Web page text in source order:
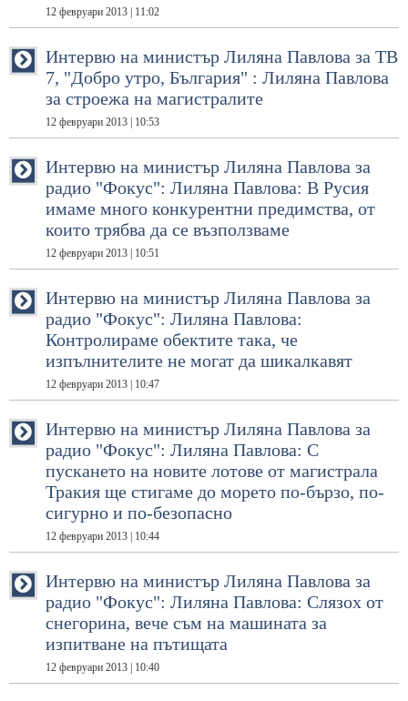
12 февруари 2013 | 11:02
Интервю на министър Лиляна Павлова за ТВ
7, "Добро утро, България" : Лиляна Павлова
за строежа на магистралите
12 февруари 2013 | 10:53
Интервю на министър Лиляна Павлова за
радио "Фокус": Лиляна Павлова: В Русия
имаме много конкурентни предимства, от
които трябва да се възползваме
12 февруари 2013 | 10:51
Интервю на министър Лиляна Павлова за
радио "Фокус": Лиляна Павлова:
Контролираме обектите така, че
изпълнителите не могат да шикалкавят
12 февруари 2013 | 10:47
Интервю на министър Лиляна Павлова за
радио "Фокус": Лиляна Павлова: С
пускането на новите лотове от магистрала
Тракия ще стигаме до морето по-бързо, по-
сигурно и по-безопасно
12 февруари 2013 | 10:44
Интервю на министър Лиляна Павлова за
радио "Фокус": Лиляна Павлова: Слязох от
снегорина, вече съм на машината за
изпитване на пътищата
12 февруари 2013 | 10:40